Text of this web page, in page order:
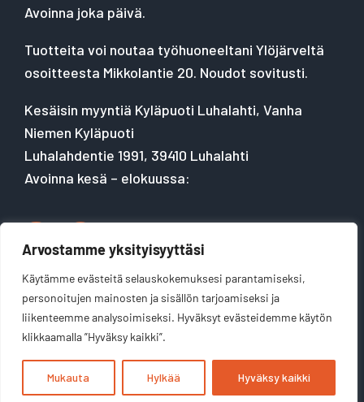
Arvostamme yksityisyyttäsi
Käytämme evästeitä selauskokemuksesi parantamiseksi,
personoitujen mainosten ja sisällön tarjoamiseksi ja
liikenteemme analysoimiseksi. Hyväksyt evästeidemme käytön
klikkaamalla ”Hyväksy kaikki”.
Mukauta Hylkää Hyväksy kaikki
Avoinna joka päivä.
Tuotteita voi noutaa työhuoneeltani Ylöjärveltä
osoitteesta Mikkolantie 20. Noudot sovitusti.
Kesäisin myyntiä Kyläpuoti Luhalahti, Vanha
Niemen Kyläpuoti
Luhalahdentie 1991, 39410 Luhalahti
Avoinna kesä – elokuussa:
Tietosuojaseloste
Kotisivut yritykselle:Velhovisio